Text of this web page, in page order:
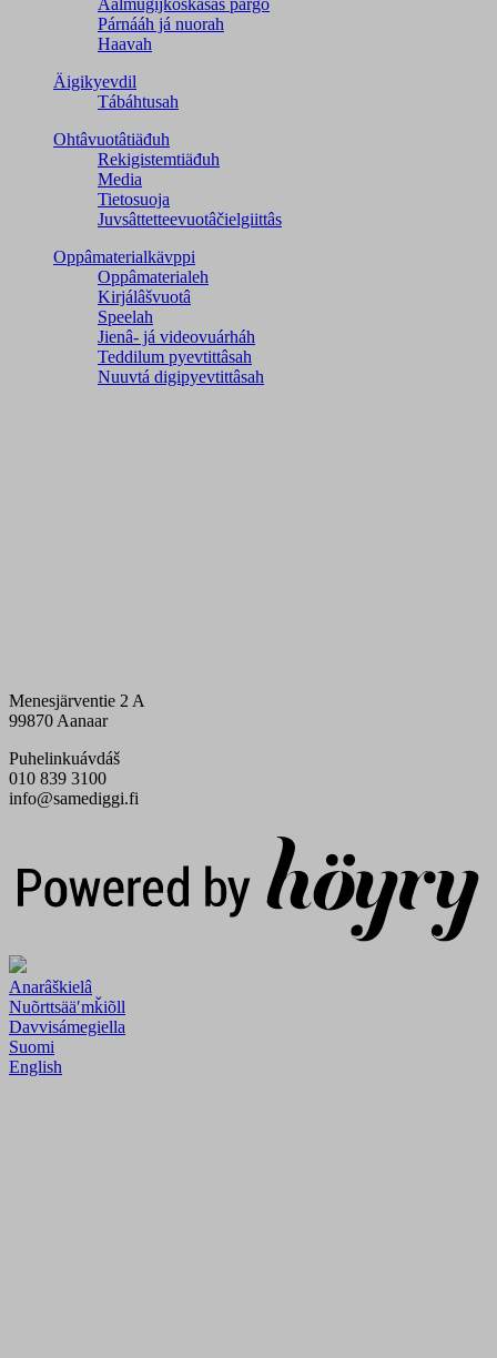
Párnááh já nuorah
Haavah
Äigikyevdil
Tábáhtusah
Ohtâvuotâtiäđuh
Rekigistemtiäđuh
Media
Tietosuoja
Juvsâttetteevuotâčielgiittâs
Oppâmaterialkävppi
Oppâmaterialeh
Kirjálâšvuotâ
Speelah
Jienâ- já videovuárháh
Teddilum pyevtittâsah
Nuuvtá digipyevtittâsah
Menesjärventie 2 A
99870 Aanaar
Puhelinkuávdáš
010 839 3100
info@samediggi.fi
Anarâškielâ
Nuõrttsääʹmǩiõll
Davvisámegiella
Suomi
English